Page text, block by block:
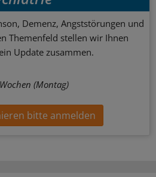
Demenz, Angststörungen und
Themenfeld stellen wir Ihnen
Update zusammen.
(Montag)
bitte anmelden